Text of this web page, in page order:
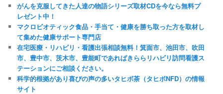
がんを克服してきた人達の物語シリーズ取材CDを今なら無料プ
レゼント中！
マクロビオティック食品・手当て・健康を勝ち取った方を取材し
て集めた健康サポート専門店
在宅医療・リハビリ・看護出張相談無料！箕面市、池田市、吹田
市、豊中市、茨木市、豊能町であればきららリハビリ訪問看護ス
テーションにご相談ください。
科学的根拠があり喜びの声の多いタヒボ茶（タヒボNFD）の情報
サイト